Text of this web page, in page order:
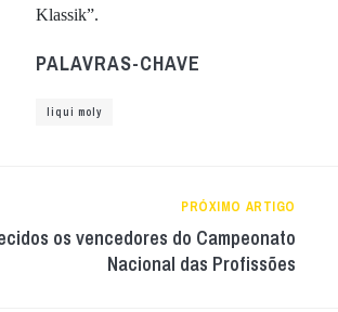
Klassik”.
PALAVRAS-CHAVE
liqui moly
PRÓXIMO ARTIGO
os vencedores do Campeonato
Nacional das Profissões